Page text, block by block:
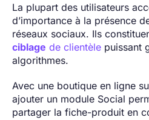
La plupart des utilisateurs
d’importance à la présence
réseaux sociaux. Ils
ciblage de clientèle puissant
algorithmes.
Avec une boutique en ligne
ajouter un module Social
partager la fiche-produit en